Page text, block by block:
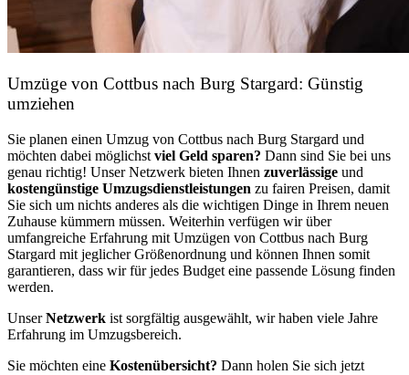
Umzüge von Cottbus nach Burg Stargard: Günstig
umziehen
Sie planen einen Umzug von Cottbus nach Burg Stargard und
möchten dabei möglichst viel Geld sparen? Dann sind Sie bei uns
genau richtig! Unser Netzwerk bieten Ihnen zuverlässige und
kostengünstige Umzugsdienstleistungen zu fairen Preisen, damit
Sie sich um nichts anderes als die wichtigen Dinge in Ihrem neuen
Zuhause kümmern müssen. Weiterhin verfügen wir über
umfangreiche Erfahrung mit Umzügen von Cottbus nach Burg
Stargard mit jeglicher Größenordnung und können Ihnen somit
garantieren, dass wir für jedes Budget eine passende Lösung finden
werden.
UnserNetzwerk ist sorgfältig ausgewählt, wir haben viele Jahre
Erfahrung im Umzugsbereich.
Sie möchten eine Kostenübersicht? Dann holen Sie sich jetzt